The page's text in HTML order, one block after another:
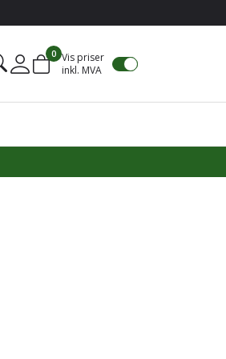
Mine sider
0 Vis priser
inkl. MVA